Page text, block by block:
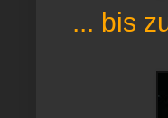
... bis